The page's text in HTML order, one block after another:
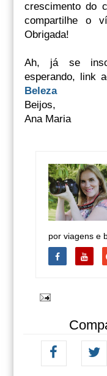
crescimento do
compartilhe o
Obrigada!
Ah, já se
esperando, link
Beleza
Beijos,
Ana Maria
por viagens e